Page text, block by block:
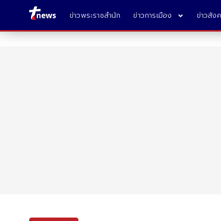
ข่าวพระราชสำนัก ข่าวการเมือง ข่าวสัง